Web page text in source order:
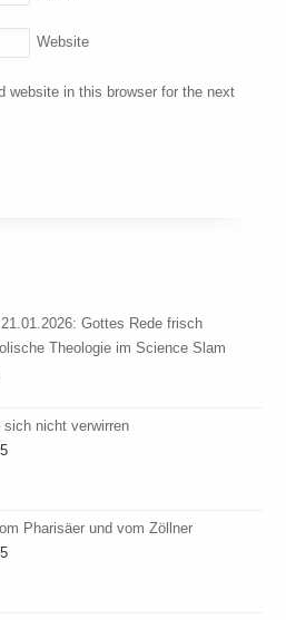
Website
website in this browser for the next
Gottes Rede frisch
Theologie im Science Slam
nicht verwirren
Pharisäer und vom Zöllner